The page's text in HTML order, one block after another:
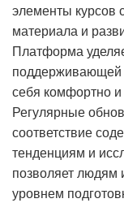
элементы курсов
материала и
Платформа
поддерживающей
себя комфортно
Регулярные
соответствие
тенденциям и
позволяет людям
уровнем